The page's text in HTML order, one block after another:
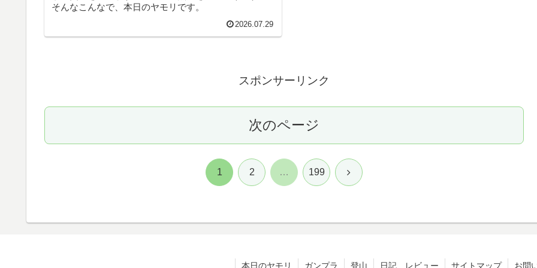
そんなこんなで、本日のヤモリです。
2026.07.29
スポンサーリンク
次のページ
1 2 … 199 次
本日のヤモリ ガンプラ 登山 日記、レビュー サイトマップ お問